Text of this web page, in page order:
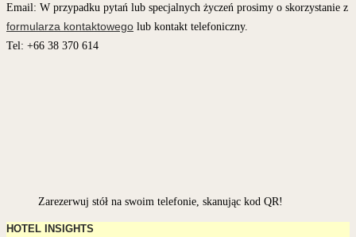
Email: W przypadku pytań lub specjalnych życzeń prosimy o skorzystanie z
formularza kontaktowego lub kontakt telefoniczny.
Tel: +66 38 370 614
Zarezerwuj stół na swoim telefonie, skanując kod QR!
HOTEL INSIGHTS